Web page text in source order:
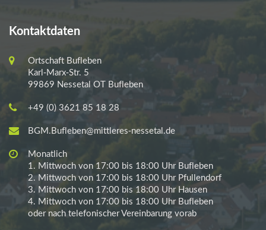
Kontaktdaten
Ortschaft Bufleben
Karl-Marx-Str. 5
99869 Nessetal OT Bufleben
+49 (0) 3621 85 18 28
BGM.Bufleben@mittleres-nessetal.de
Monatlich
1. Mittwoch von 17:00 bis 18:00 Uhr Bufleben
2. Mittwoch von 17:00 bis 18:00 Uhr Pfullendorf
3. Mittwoch von 17:00 bis 18:00 Uhr Hausen
4. Mittwoch von 17:00 bis 18:00 Uhr Bufleben
oder nach telefonischer Vereinbarung vorab